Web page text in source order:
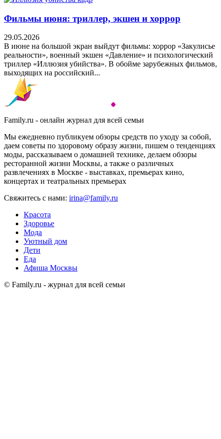
Фильмы июня: триллер, экшен и хоррор
29.05.2026
В июне на большой экран выйдут фильмы: хоррор «Закулисье
реальности», военный экшен «Давление» и психологический
триллер «Иллюзия убийства». В обойме зарубежных фильмов,
выходящих на российский...
Family.ru - онлайн журнал для всей семьи
Мы ежедневно публикуем обзоры средств по уходу за собой,
даем советы по здоровому образу жизни, пишем о тенденциях
моды, рассказываем о домашней технике, делаем обзоры
ресторанной жизни Москвы, а также о различных
развлечениях в Москве - выставках, премьерах кино,
концертах и театральных премьерах
Свяжитесь с нами: irina@family.ru
Красота
Здоровье
Мода
Уютный дом
Дети
Еда
Афиша Москвы
© Family.ru - журнал для всей семьи